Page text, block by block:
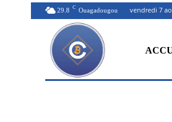
29.8 C Ouagadougou vendredi 7